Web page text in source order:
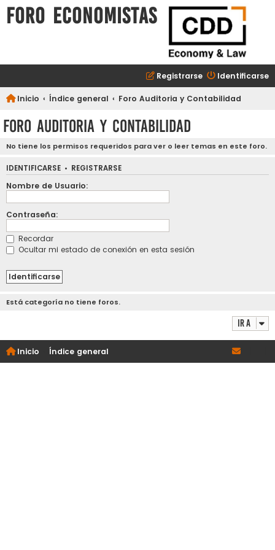
FORO ECONOMISTAS
Identificarse
Registrarse
Inicio Índice general Foro Auditoria y Contabilidad
Foro Auditoria y Contabilidad
No tiene los permisos requeridos para ver o leer temas en este foro.
IDENTIFICARSE • REGISTRARSE
Nombre de Usuario:
Contraseña:
Recordar
Ocultar mi estado de conexión en esta sesión
Está categoría no tiene foros.
Ir a
Inicio Índice general